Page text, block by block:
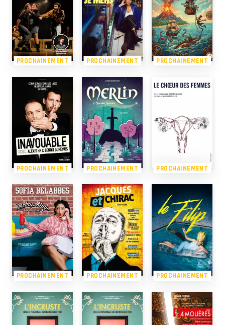
PROCHAINEMENT PROCHAINEMENT PROCHAINEMENT
PROCHAINEMENT PROCHAINEMENT PROCHAINEMENT
PROCHAINEMENT PROCHAINEMENT PROCHAINEMENT